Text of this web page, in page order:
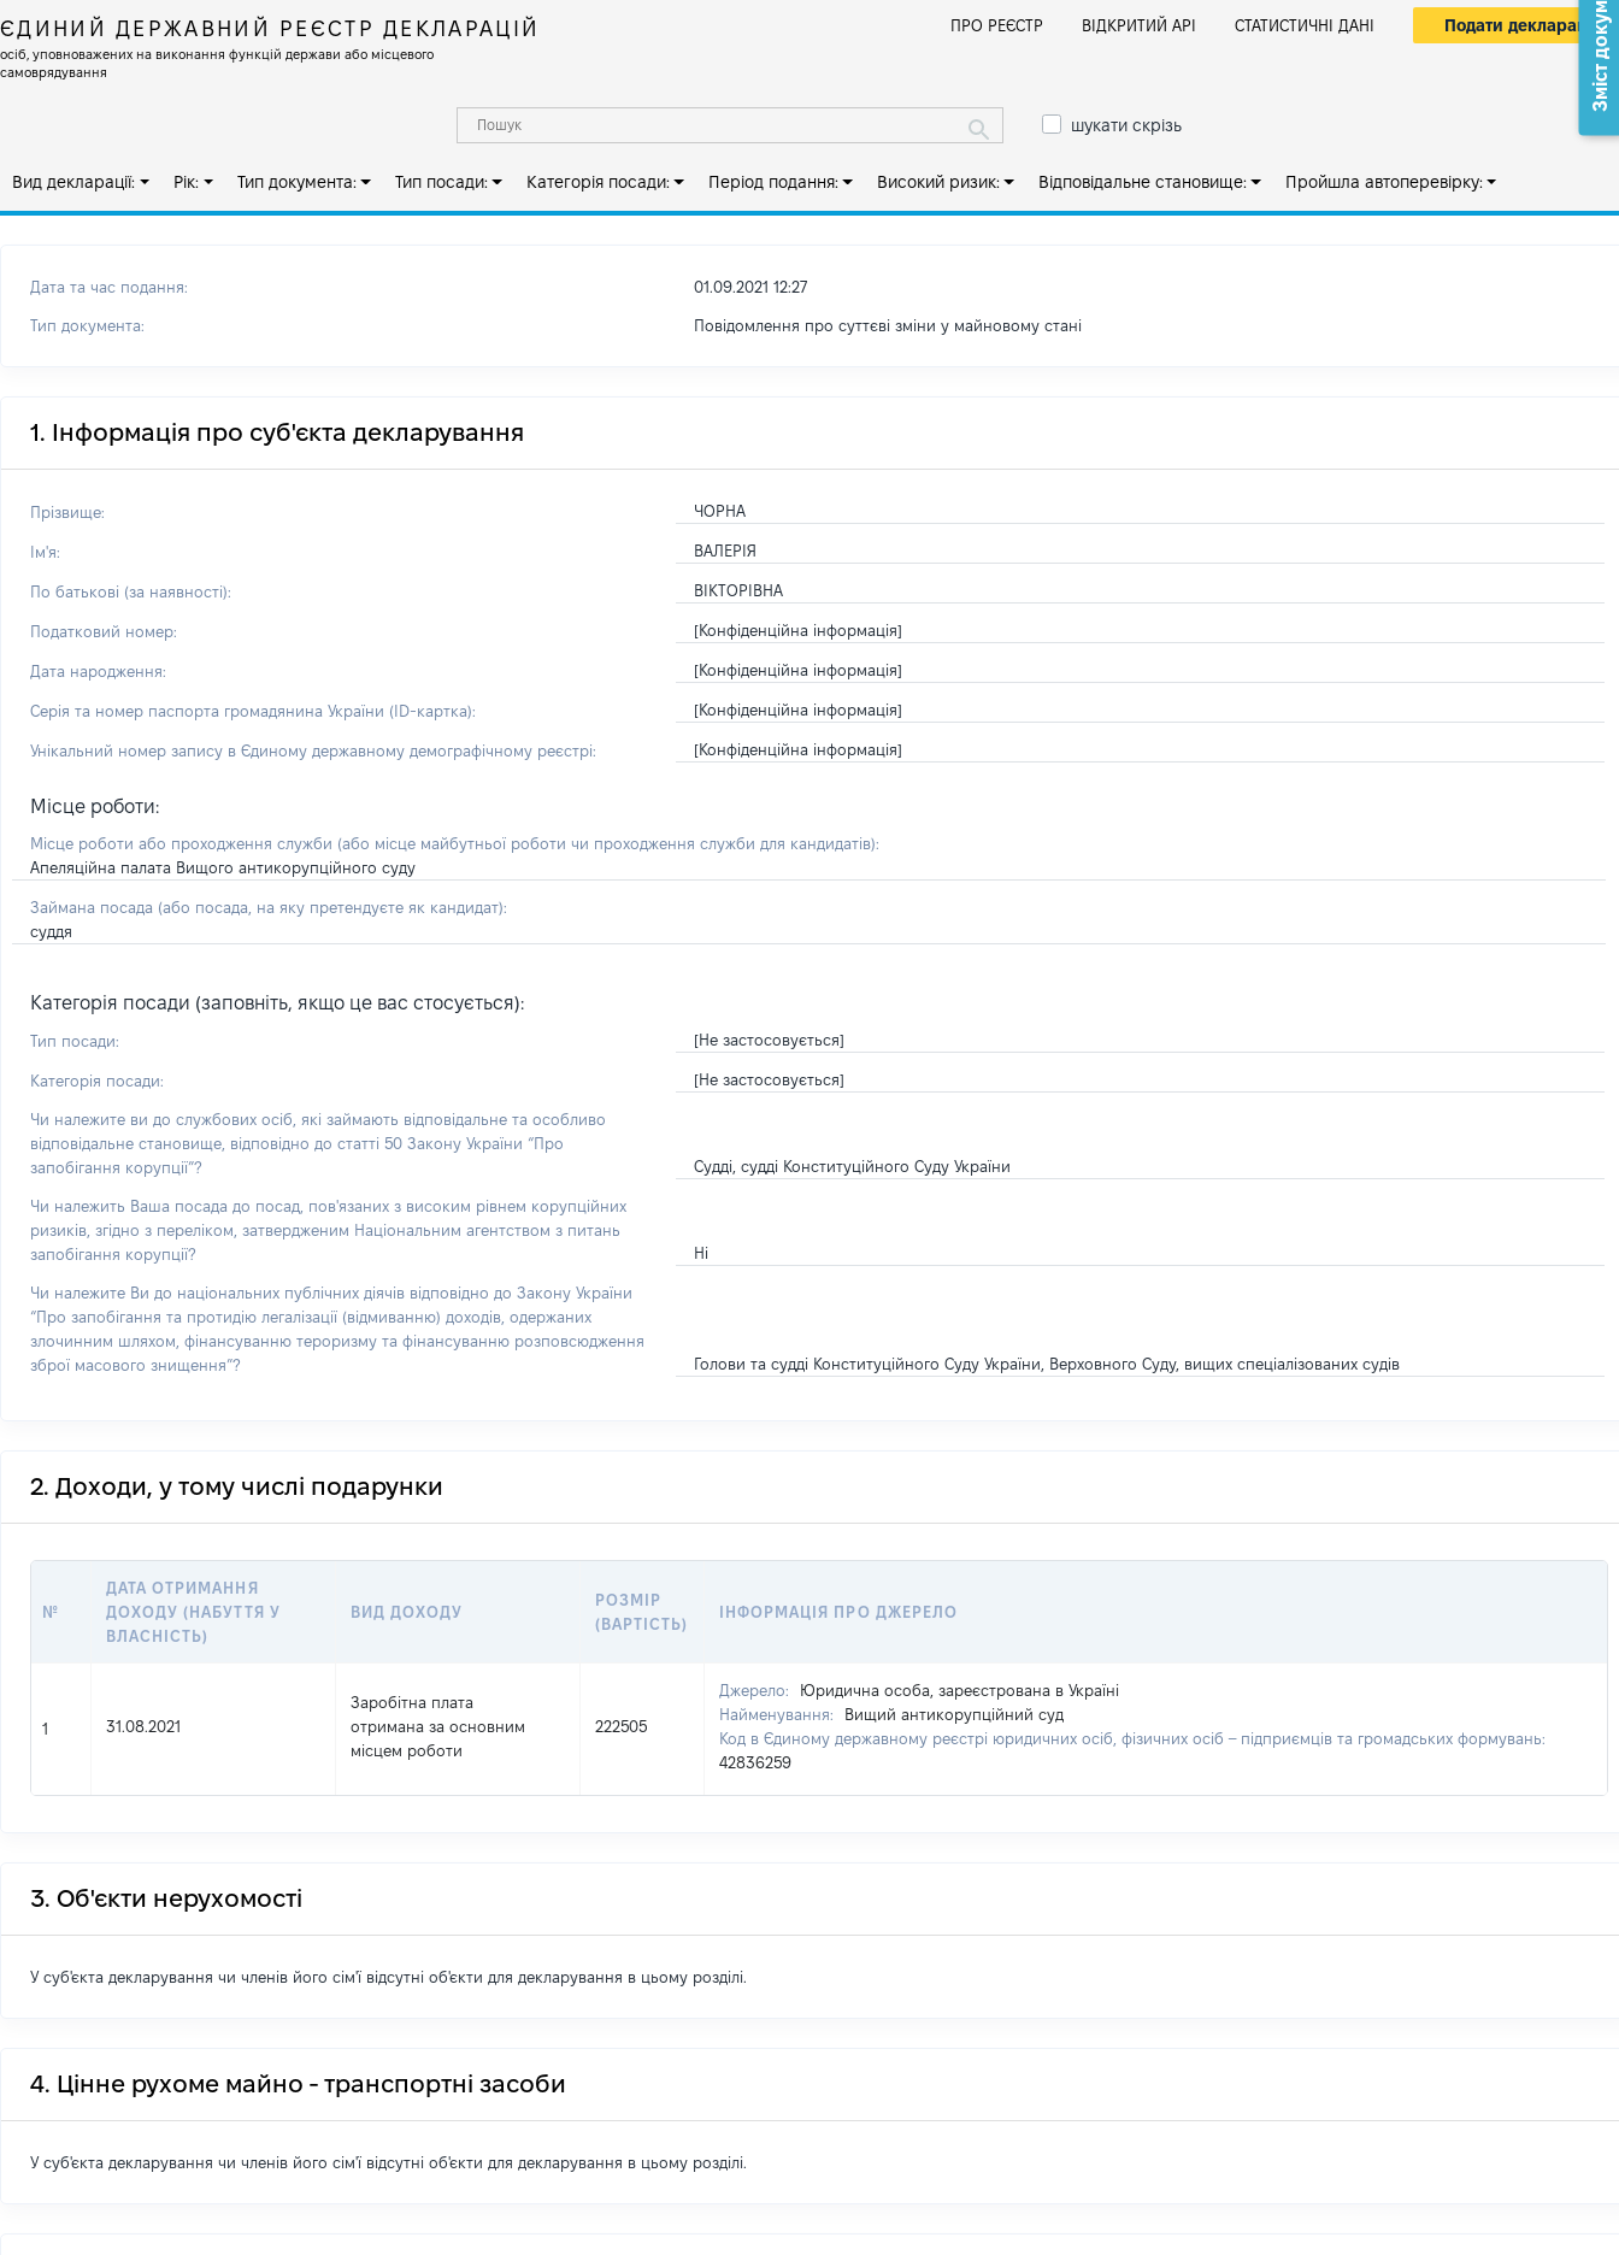
ЄДИНИЙ ДЕРЖАВНИЙ РЕЄСТР ДЕКЛАРАЦІЙ
осіб, уповноважених на виконання функцій держави або місцевого
самоврядування
ПРО РЕЄСТР ВІДКРИТИЙ АРІ СТАТИСТИЧНІ ДАНІ Подати декларацію
шукати скрізь
Вид декларації: Рік: Тип документа: Тип посади: Категорія посади: Період подання: Високий ризик: Відповідальне становище: Пройшла автоперевірку:
Дата та час подання: 01.09.2021 12:27
Тип документа: Повідомлення про суттєві зміни y майновому стані
1. Інформація про суб'єкта декларування
Прізвище: ЧОРНА
Ім'я: ВАЛЕРІЯ
По батькові (за наявності): ВІКТОРІВНА
Податковий номер: [Конфіденційна інформація]
Дата народження: [Конфіденційна інформація]
Серія та номер паспорта громадянина України (ID-картка): [Конфіденційна інформація]
Унікальний номер запису в Єдиному державному демографічному реєстрі: [Конфіденційна інформація]
Місце роботи:
Місце роботи або проходження служби (або місце майбутньої роботи чи проходження служби для кандидатів):
Апеляційна палата Вищого антикорупційного суду
Займана посада (або посада, на яку претендуєте як кандидат):
суддя
Категорія посади (заповніть, якщо це вас стосується):
Тип посади: [Не застосовується]
Категорія посади: [Не застосовується]
Чи належите ви до службових осіб, які займають відповідальне та особливо
відповідальне становище, відповідно до статті 50 Закону України “Про
запобігання корупції”?
Судді, судді Конституційного Суду України
Чи належить Ваша посада до посад, пов'язаних з високим рівнем корупційних
ризиків, згідно з переліком, затвердженим Національним агентством з питань
запобігання корупції?
Ні
Чи належите Ви до національних публічних діячів відповідно до Закону України
“Про запобігання та протидію легалізації (відмиванню) доходів, одержаних
злочинним шляхом, фінансуванню тероризму та фінансуванню розповсюдження
зброї масового знищення”?
Голови та судді Конституційного Суду України, Верховного Суду, вищих спеціалізованих судів
2. Доходи, у тому числі подарунки
№
ДАТА ОТРИМАННЯ
ДОХОДУ (НАБУТТЯ У
ВЛАСНІСТЬ)
ВИД ДОХОДУ
РОЗМІР
(ВАРТІСТЬ)
ІНФОРМАЦІЯ ПРО ДЖЕРЕЛО
1 31.08.2021
Заробітна плата
отримана за основним
місцем роботи
222505
Джерело:
Юридична особа, зареєстрована в Україні
Найменування:
Вищий антикорупційний суд
Код в Єдиному державному реєстрі юридичних осіб, фізичних осіб – підприємців та громадських формувань:
42836259
3. Об'єкти нерухомості
У суб'єкта декларування чи членів його сім'ї відсутні об'єкти для декларування в цьому розділі.
4. Цінне рухоме майно - транспортні засоби
У суб'єкта декларування чи членів його сім'ї відсутні об'єкти для декларування в цьому розділі.
Зміст документа